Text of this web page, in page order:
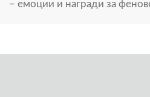
– емоции и награди за